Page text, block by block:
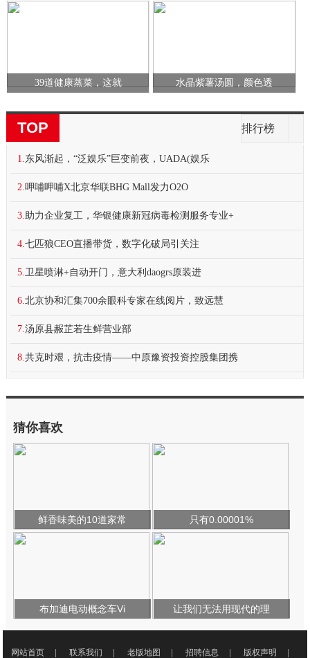
39道健康蒸菜，这就 水晶紫薯汤圆，颜色透
TOP 排行榜
1. 东风渐起，“泛娱乐”巨变前夜，UADA(娱乐
2. 呷哺呷哺X北京华联BHG Mall发力O2O
3. 助力企业复工，华银健康新冠病毒检测服务专业+
4. 七匹狼CEO直播带货，数字化破局引关注
5. 卫星喷淋+自动开门，意大利daogrs原装进
6. 北京协和汇集700余眼科专家在线阅片，致远慧
7. 汤原县赧芷若生鲜营业部
8. 共克时艰，抗击疫情——中原豫资投资控股集团携
猜你喜欢
鲜香味美的10道家常 只有0.00001%
布加迪电动概念车Vi 让我们无法用现代的理
网站首页 | 联系我们 | 老版地图 | 招聘信息 | 版权声明 |